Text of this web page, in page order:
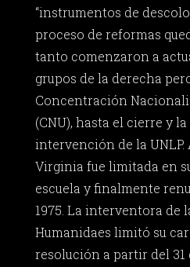
“instrumentos de
proceso de reformas
tanto comenzaron a
grupos de la derecha
Concentración
(CNU), hasta el cierre y
intervención de la UNLP.
Virginia fue limitada en
escuela y finalmente
1975. La interventora de
Humanidaes limitó su
resolución a partir del 31